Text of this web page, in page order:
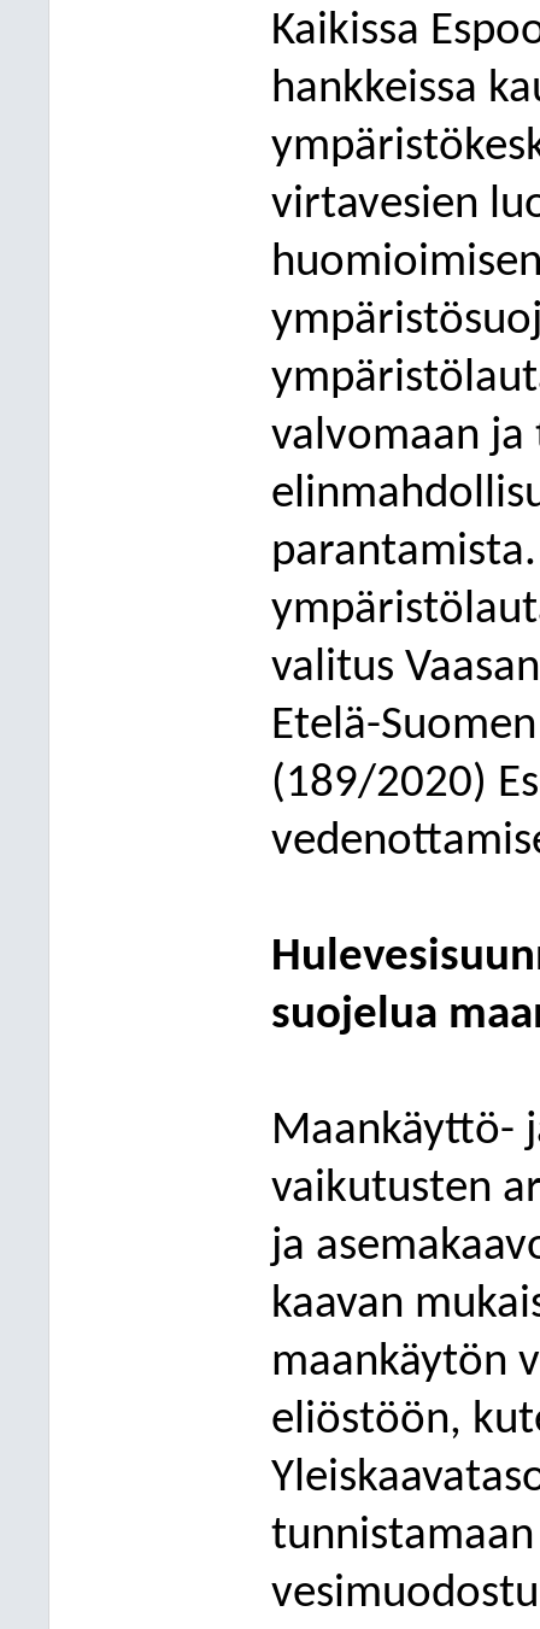
Kaikissa
hankkeissa
virtavesien
valvomaan
valitus Vaas
Etelä-
(189/2020)
suojelua
Maankäyttö-
vaikutusten
ja
kaavan
maankäytön
eliöstöön,
tunnistamaan